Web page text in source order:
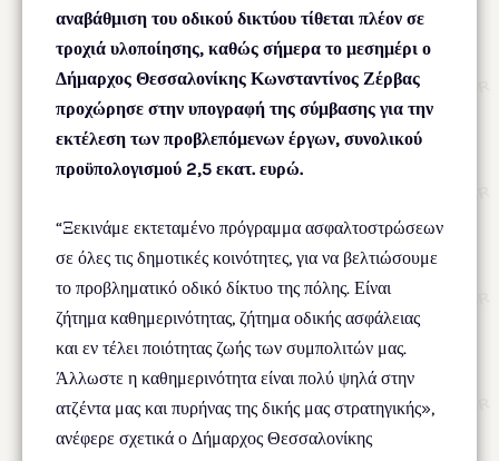
αναβάθμιση του οδικού δικτύου τίθεται πλέον σε
τροχιά υλοποίησης, καθώς σήμερα το μεσημέρι ο
Δήμαρχος Θεσσαλονίκης Κωνσταντίνος Ζέρβας
προχώρησε στην υπογραφή της σύμβασης για την
εκτέλεση των προβλεπόμενων έργων, συνολικού
προϋπολογισμού 2,5 εκατ. ευρώ.
“Ξεκινάμε εκτεταμένο πρόγραμμα ασφαλτοστρώσεων
σε όλες τις δημοτικές κοινότητες, για να βελτιώσουμε
το προβληματικό οδικό δίκτυο της πόλης. Είναι
ζήτημα καθημερινότητας, ζήτημα οδικής ασφάλειας
και εν τέλει ποιότητας ζωής των συμπολιτών μας.
Άλλωστε η καθημερινότητα είναι πολύ ψηλά στην
ατζέντα μας και πυρήνας της δικής μας στρατηγικής»,
ανέφερε σχετικά ο Δήμαρχος Θεσσαλονίκης